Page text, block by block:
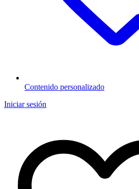
Contenido personalizado
Iniciar sesión